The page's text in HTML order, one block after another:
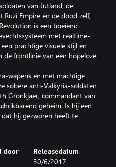
van Jutland, de
Empire en de dood zelf,
is een boeiend
met realtime-
prachtige visuele stijl en
de frontlinie van een hopeloze
wapens en met machtige
sobere anti-Valkyria-soldaten
Gronkjaer, commandant van
geheim. Is hij een
hij gezworen heeft te
door Releasedatum
30/6/2017